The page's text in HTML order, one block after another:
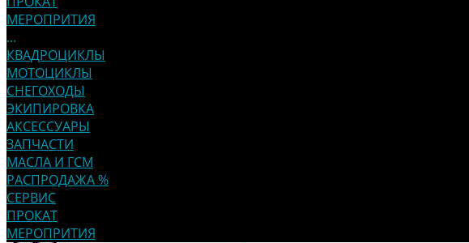
МЕРОПРИТИЯ
...
КВАДРОЦИКЛЫ
МОТОЦИКЛЫ
СНЕГОХОДЫ
ЭКИПИРОВКА
АКСЕССУАРЫ
ЗАПЧАСТИ
МАСЛА И ГСМ
РАСПРОДАЖА %
СЕРВИС
ПРОКАТ
МЕРОПРИТИЯ